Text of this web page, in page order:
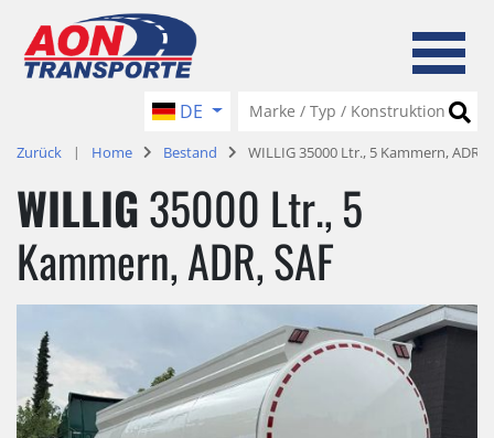
DE
Zurück Home Bestand WILLIG 35000 Ltr., 5 Kammern, ADR,
WILLIG35000 Ltr., 5
Kammern, ADR, SAF